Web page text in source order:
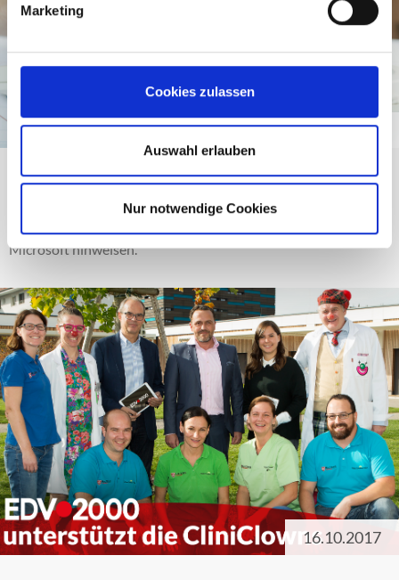
Marketing
Cookies zulassen
Auswahl erlauben
Nur notwendige Cookies
19.02.2019
Microsoft Supportbeendigungen
Microsoft hinweisen.
16.10.2017